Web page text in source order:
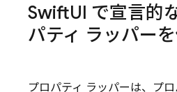
SwiftUI で宣言的
パティ ラッパー
プロパティ ラッパーは、プ